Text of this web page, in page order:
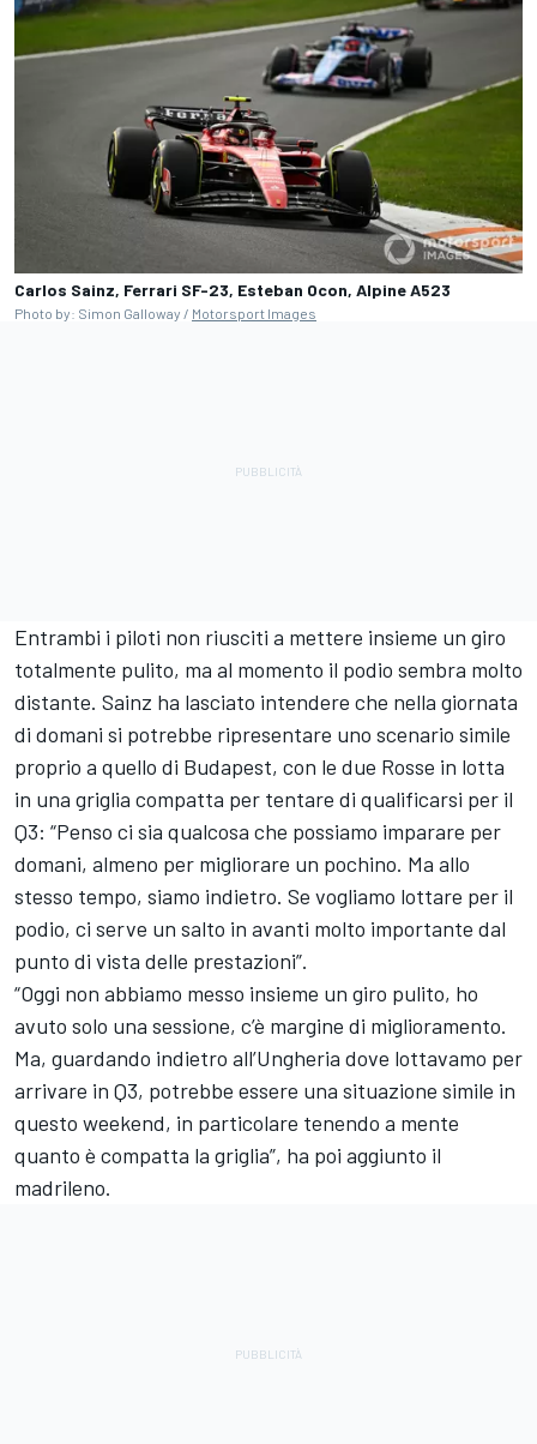
Carlos Sainz, Ferrari SF-23, Esteban Ocon, Alpine A523
Photo by: Simon Galloway / Motorsport Images
Entrambi i piloti non riusciti a mettere insieme un giro
totalmente pulito, ma al momento il podio sembra molto
distante. Sainz ha lasciato intendere che nella giornata
di domani si potrebbe ripresentare uno scenario simile
proprio a quello di Budapest, con le due Rosse in lotta
in una griglia compatta per tentare di qualificarsi per il
Q3: “Penso ci sia qualcosa che possiamo imparare per
domani, almeno per migliorare un pochino. Ma allo
stesso tempo, siamo indietro. Se vogliamo lottare per il
podio, ci serve un salto in avanti molto importante dal
punto di vista delle prestazioni”.
“Oggi non abbiamo messo insieme un giro pulito, ho
avuto solo una sessione, c’è margine di miglioramento.
Ma, guardando indietro all’Ungheria dove lottavamo per
arrivare in Q3, potrebbe essere una situazione simile in
questo weekend, in particolare tenendo a mente
quanto è compatta la griglia”, ha poi aggiunto il
madrileno.